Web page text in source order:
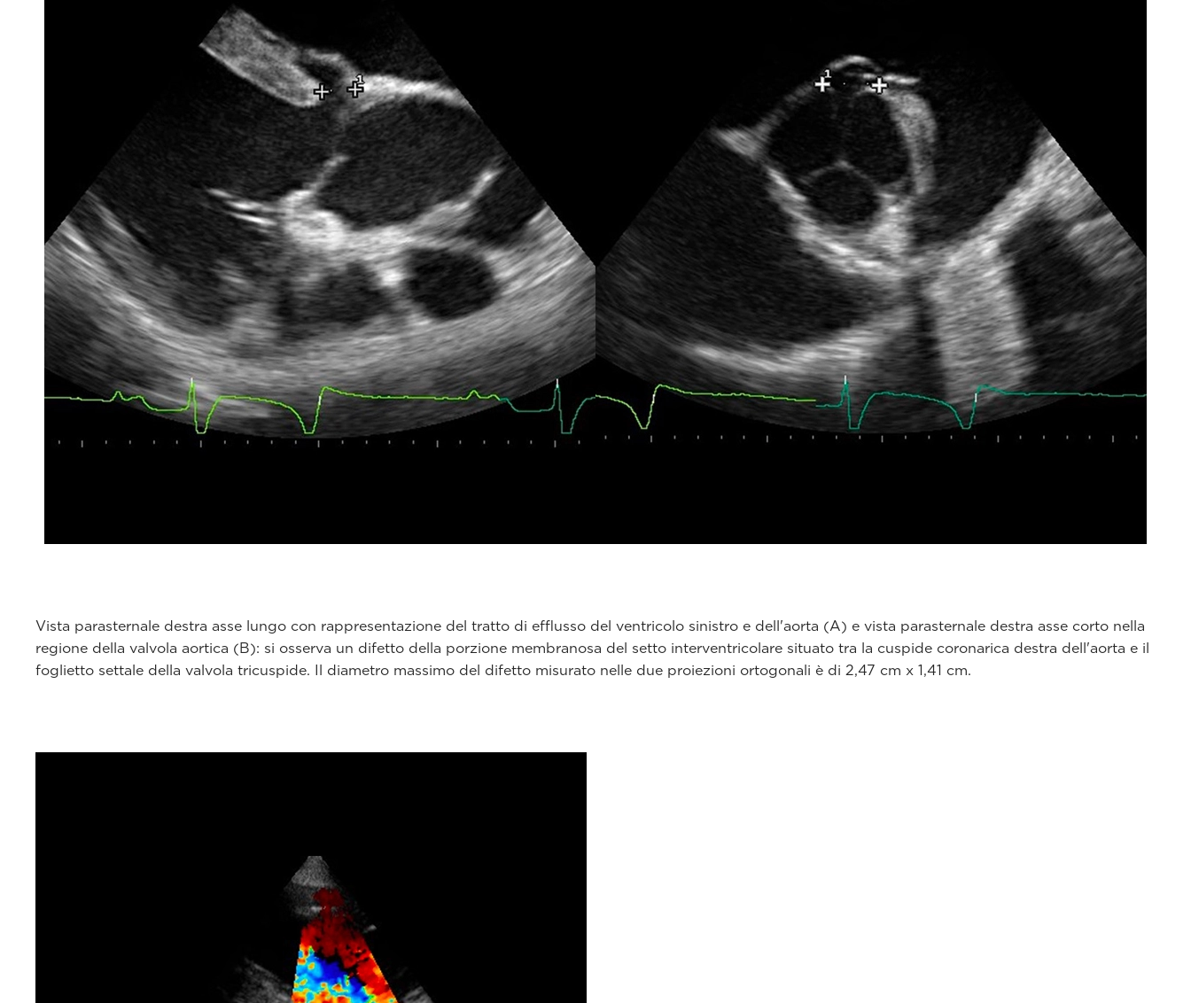
Vista parasternale destra asse lungo con rappresentazione del tratto di efflusso del ventricolo sinistro e dell'aorta (A) e vista parasternale destra asse corto nella
regione della valvola aortica (B): si osserva un difetto della porzione membranosa del setto interventricolare situato tra la cuspide coronarica destra dell'aorta e il
foglietto settale della valvola tricuspide. Il diametro massimo del difetto misurato nelle due proiezioni ortogonali è di 2,47 cm x 1,41 cm.